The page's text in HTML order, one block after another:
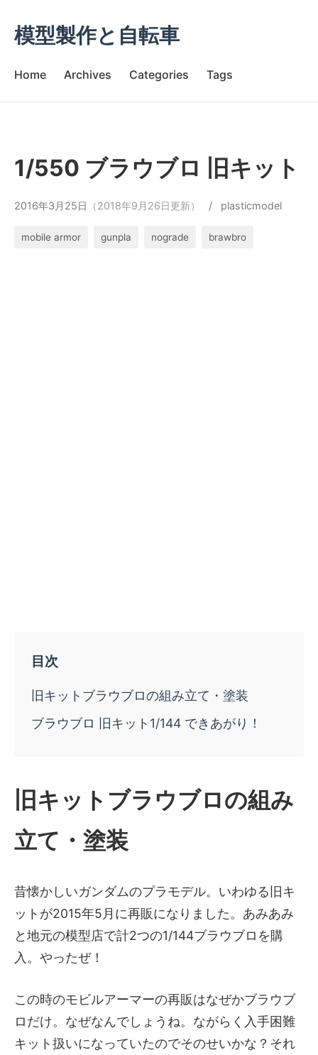
模型製作と自転車
Home Archives Categories Tags
1/550 ブラウブロ 旧キット
2016年3月25日 （2018年9月26日更新） / plasticmodel
mobile armor gunpla nograde brawbro
旧キットブラウブロの組み立て・塗装
ブラウブロ 旧キット1/144 できあがり！
旧キットブラウブロの組み
立て・塗装
昔懐かしいガンダムのプラモデル。いわゆる旧キ
ットが2015年5月に再販になりました。あみあみ
と地元の模型店で計2つの1/144ブラウブロを購
入。やったぜ！
この時のモビルアーマーの再販はなぜかブラウブ
ロだけ。なぜなんでしょうね。ながらく入手困難
キット扱いになっていたのでそのせいかな？それ